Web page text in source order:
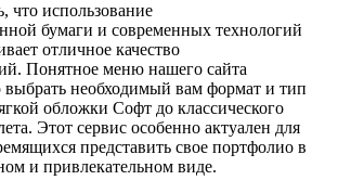
что использование
бумаги и современных технологий
отличное качество
Понятное меню нашего сайта
выбрать необходимый вам формат и тип
обложки Софт до классического
Этот сервис особенно актуален для
представить свое портфолио в
и привлекательном виде.